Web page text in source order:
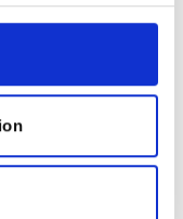
l’excellence
un
médicale.